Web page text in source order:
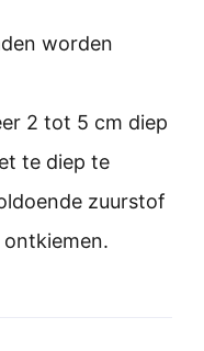
worden
2 tot 5 cm diep
te diep te
zuurstof